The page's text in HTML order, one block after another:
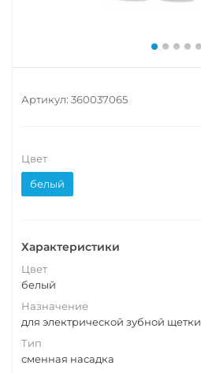
Артикул: 360037065
Цвет
белый
Характеристики
Цвет
белый
Назначение
для электрической зубной щетки
Тип
сменная насадка